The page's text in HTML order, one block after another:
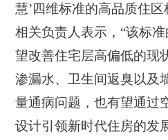
慧’四维标准的高品质住
相关负责人表示，“该标
望改善住宅层高偏低的现
渗漏水、卫生间返臭以及
量通病问题，也有望通过
设计引领新时代住房的发